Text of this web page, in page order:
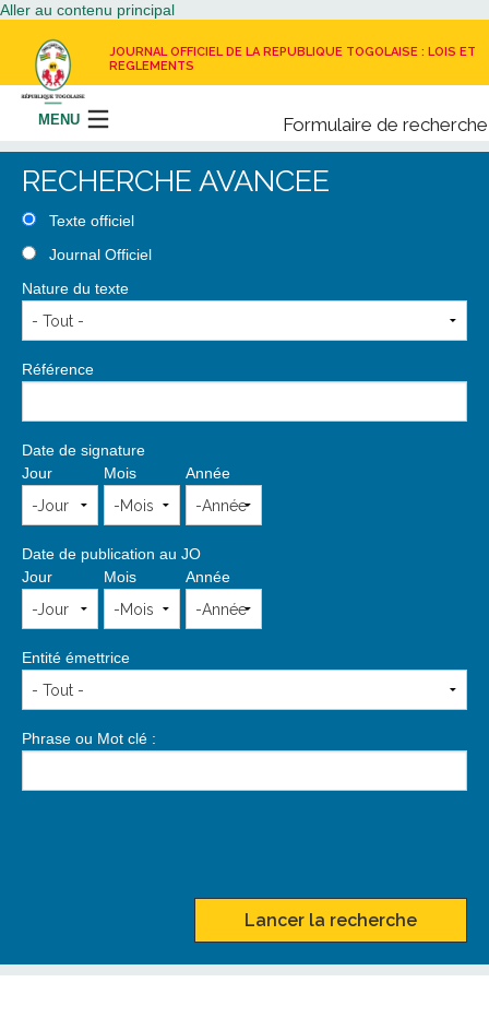
Aller au contenu principal
JOURNAL OFFICIEL DE LA REPUBLIQUE TOGOLAISE : LOIS ET
REGLEMENTS
Formulaire de recherche
Rechercher
MENU
LE JOURNAL OFFICIEL
RECEVOIR LE JOURNAL OFFICIEL
NOUS CONTACTER
RECHERCHE AVANCEE
Texte officiel
Journal Officiel
Nature du texte
Référence
Date de signature
Jour
Mois Année
Date de publication au JO
Jour
Mois Année
Entité émettrice
Phrase ou Mot clé :
Lancer la recherche